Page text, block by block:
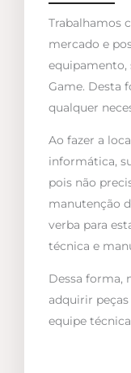
Trabalhamos
mercado e
equipamento,
Game. Desta
qualquer
Ao fazer a
informática,
pois não
manutenção
verba para
técnica e
Dessa forma,
adquirir
equipe